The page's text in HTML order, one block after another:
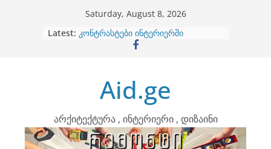
Saturday, August 8, 2026
Latest: ბინების გაერთიანება
კონტრასტები ინტერიერში
ინტერიერის დიზიანი
არტემიდი წარმოგიდგენთ
Aid.ge
არქიტექტურა , ინტერიერი , დიზაინი